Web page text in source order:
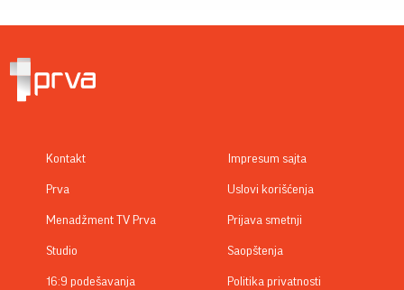
Kontakt
Prva
Menadžment TV Prva
Studio
16:9 podešavanja
Impresum sajta
Uslovi korišćenja
Prijava smetnji
Saopštenja
Politika privatnosti